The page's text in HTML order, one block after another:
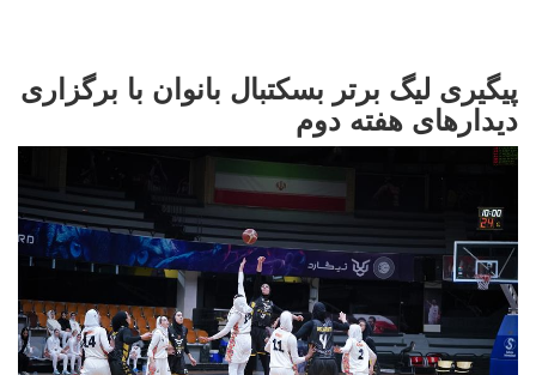
پیگیری لیگ برتر بسکتبال بانوان با برگزاری
دیدارهای هفته دوم